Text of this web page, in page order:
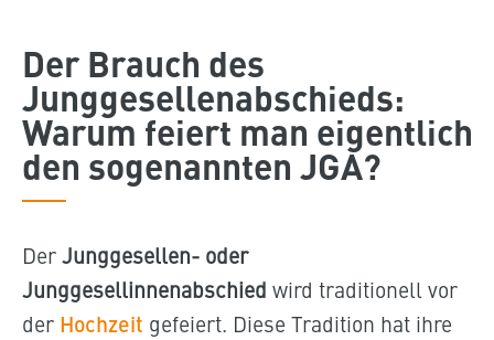
Der Brauch des
Junggesellenabschieds:
Warum feiert man eigentlich
den sogenannten JGA?
DerJunggesellen- oder
Junggesellinnenabschied wird traditionell vor
der Hochzeit gefeiert. Diese Tradition hat ihre